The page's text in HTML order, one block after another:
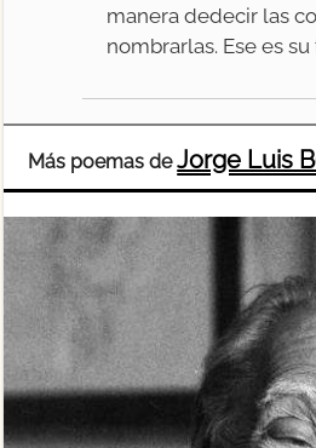
manera dedecir las
nombrarlas. Ese es
Más poemas deJorge Luis